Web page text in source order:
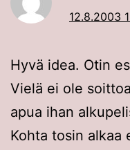
12.8.2003
Hyvä idea. Otin
Vielä ei ole
apua ihan
Kohta tosin alkaa